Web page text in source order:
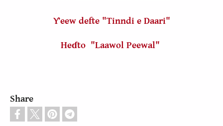
Ƴeew defte "Tinndi e Daari"
Heɗto "Laawol Peewal"
Share